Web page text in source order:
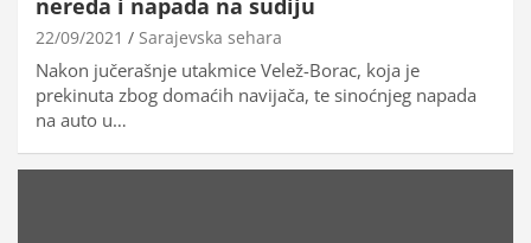
22/09/2021 Sarajevska sehara
Nakon jučerašnje utakmice Velež-Borac, koja je
prekinuta zbog domaćih navijača, te sinoćnjeg napada
na auto u…